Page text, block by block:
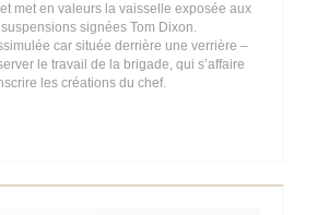
met en valeurs la vaisselle exposée aux
signées Tom Dixon.
car située derrière une verrière –
le travail de la brigade, qui s’affaire
les créations du chef.